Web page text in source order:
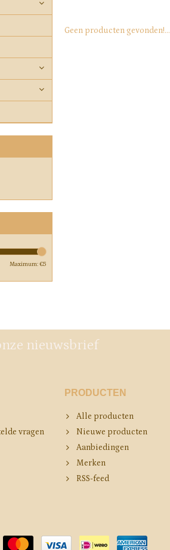
Maximum: €5
Geen producten gevonden!...
nieuwsbrief
vragen
PRODUCTEN
Alle producten
Nieuwe producten
Aanbiedingen
Merken
RSS-feed